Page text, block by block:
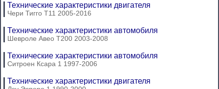
Технические характеристики двигателя
Чери Тигго Т11 2005-2016
Технические характеристики автомобиля
Шевроле Авео Т200 2003-2008
Технические характеристики автомобиля
Ситроен Ксара 1 1997-2006
Технические характеристики двигателя